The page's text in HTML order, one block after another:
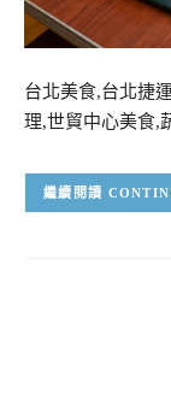
台北美食,台北捷
理,世貿中心美食,